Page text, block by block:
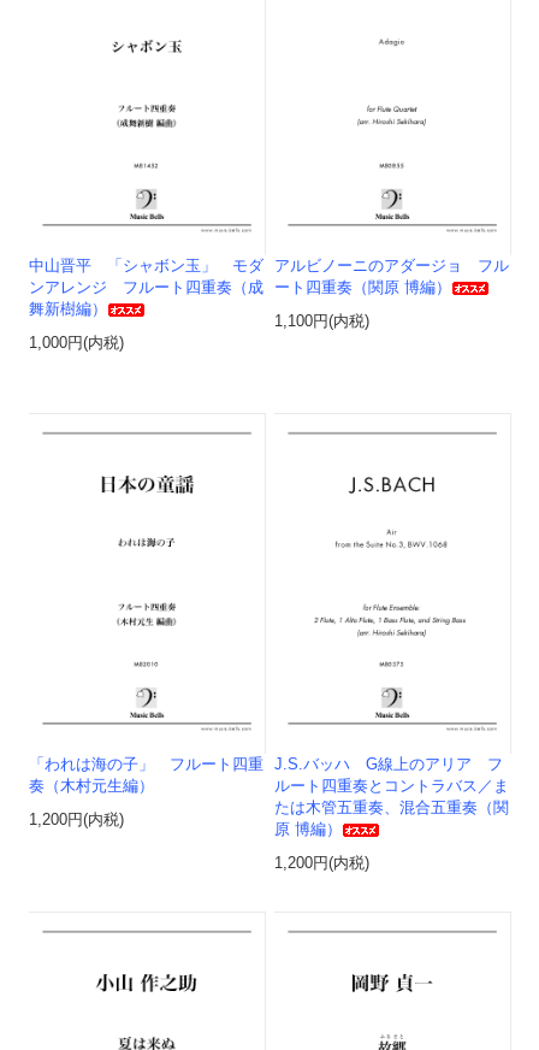
中山晋平 「シャボン玉」 モダ
ンアレンジ フルート四重奏（成
舞新樹編）
1,000円(内税)
アルビノーニのアダージョ フル
ート四重奏（関原 博編）
1,100円(内税)
「われは海の子」 フルート四重
奏（木村元生編）
1,200円(内税)
J.S.バッハ G線上のアリア フ
ルート四重奏とコントラバス／ま
たは木管五重奏、混合五重奏（関
原 博編）
1,200円(内税)